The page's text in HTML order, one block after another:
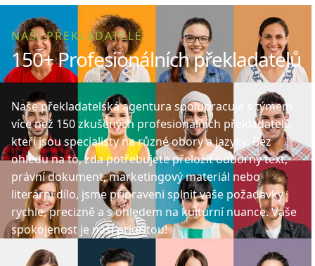
NAŠI PŘEKLADATELÉ
150+ Profesionálních překladatelů
Naše překladatelská agentura spolupracuje s týmem
více než 150 zkušených profesionálních překladatelů,
kteří jsou specialisty na různé obory a jazyky. Bez
ohledu na to, zda potřebujete přeložit odborný text,
právní dokument, marketingový materiál nebo
literární dílo, jsme připraveni splnit vaše požadavky
rychle, precizně a s ohledem na kulturní nuance. Vaše
spokojenost je naší prioritou!